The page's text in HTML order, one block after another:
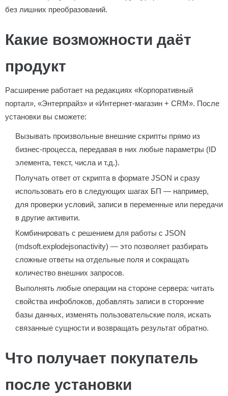
без лишних преобразований.
Какие возможности даёт
продукт
Расширение работает на редакциях «Корпоративный
портал», «Энтерпрайз» и «Интернет-магазин + CRM». После
установки вы сможете:
Вызывать произвольные внешние скрипты прямо из
бизнес-процесса, передавая в них любые параметры (ID
элемента, текст, числа и т.д.).
Получать ответ от скрипта в формате JSON и сразу
использовать его в следующих шагах БП — например,
для проверки условий, записи в переменные или передачи
в другие активити.
Комбинировать с решением для работы с JSON
(mdsoft.explodejsonactivity) — это позволяет разбирать
сложные ответы на отдельные поля и сокращать
количество внешних запросов.
Выполнять любые операции на стороне сервера: читать
свойства инфоблоков, добавлять записи в сторонние
базы данных, изменять пользовательские поля, искать
связанные сущности и возвращать результат обратно.
Что получает покупатель
после установки